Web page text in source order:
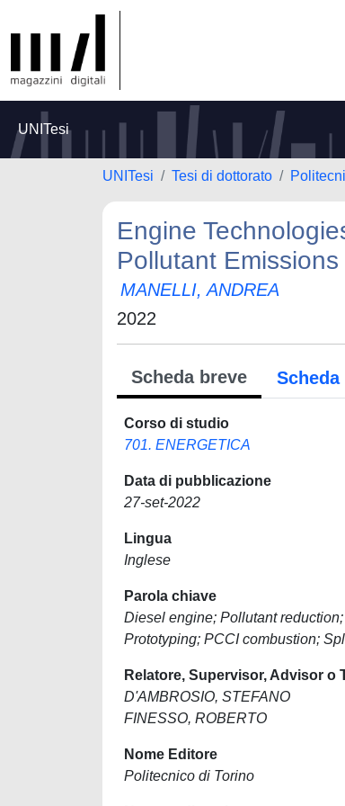
UNITesi
UNITesi Tesi di dottorato
Engine
Pollutant
MANELLI, ANDREA
2022
Scheda breve
Corso di studio
701. ENERGETICA
Data di pubblicazione
27-set-2022
Lingua
Inglese
Parola chiave
Diesel engine; Pollutant
Prototyping; PCCI combustion;
Relatore, Supervisor, Advisor o
D'AMBROSIO, STEFANO
FINESSO, ROBERTO
Nome Editore
Politecnico di Torino